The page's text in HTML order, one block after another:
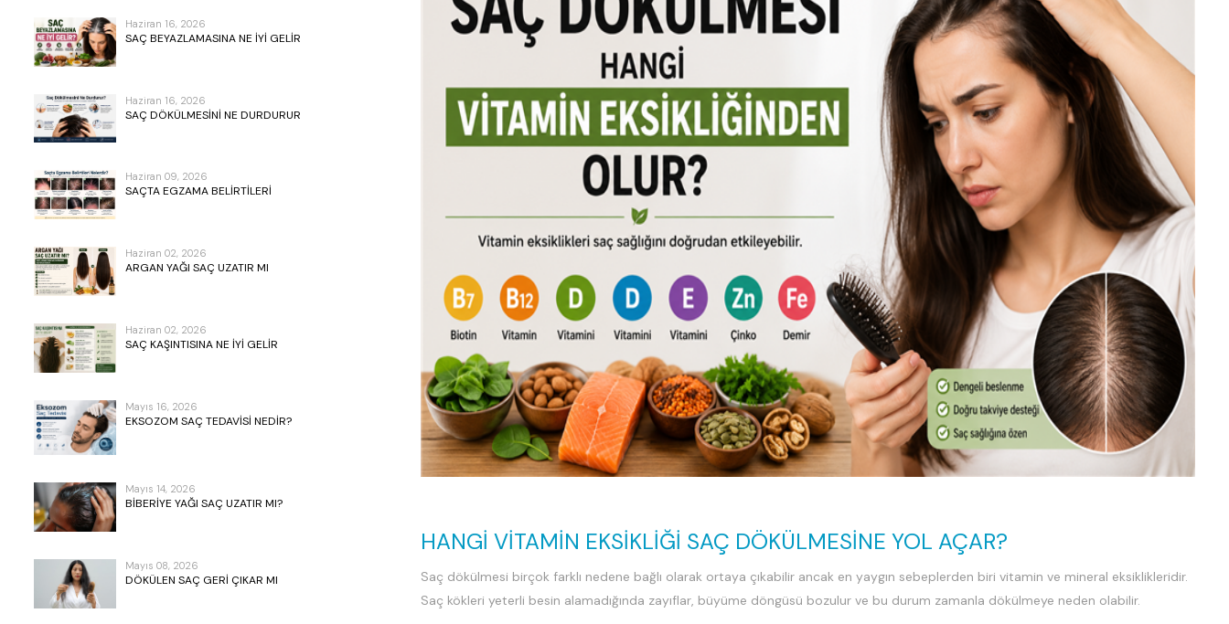
Haziran 16, 2026
SAÇ BEYAZLAMASINA NE İYI GELIR
Haziran 16, 2026
SAÇ DÖKÜLMESINI NE DURDURUR
Haziran 09, 2026
SAÇTA EGZAMA BELIRTILERI
Haziran 02, 2026
ARGAN YAĞI SAÇ UZATIR MI
Haziran 02, 2026
SAÇ KAŞINTISINA NE İYI GELIR
Mayıs 16, 2026
EKSOZOM SAÇ TEDAVISI NEDIR?
Mayıs 14, 2026
BIBERIYE YAĞI SAÇ UZATIR MI?
Mayıs 08, 2026
DÖKÜLEN SAÇ GERI ÇIKAR MI
HANGI VITAMIN EKSIKLIĞI SAÇ DÖKÜLMESINE YOL AÇAR?
Saç dökülmesi birçok farklı nedene bağlı olarak ortaya çıkabilir ancak en yaygın sebeplerden biri vitamin ve mineral eksiklikleridir.
Saç kökleri yeterli besin alamadığında zayıflar, büyüme döngüsü bozulur ve bu durum zamanla dökülmeye neden olabilir.